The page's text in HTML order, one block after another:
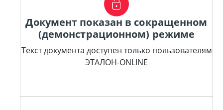
Документ показан в сокращенном
(демонстрационном) режиме
Текст документа доступен только пользователям
ЭТАЛОН-ONLINE